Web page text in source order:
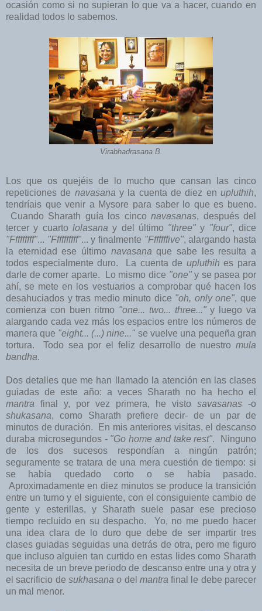
ocasión como si no supieran lo que va a hacer, cuando en
realidad todos lo sabemos.
Virabhadrasana B.
Los que os quejéis de lo mucho que cansan las cinco
repeticiones de navasanay la cuenta de diez enupluthih,
tendríais que venir a Mysore para saber lo que es bueno.
Cuando Sharath guía los cinco navasanas, después del
tercer y cuarto lolasanay del último "three" y "four", dice
"Fffffffff"... "Ffffffffff"... y finalmente "Fffffffive", alargando hasta
la eternidad ese último navasanaque sabe les resulta a
todos especialmente duro. La cuenta de upluthihes para
darle de comer aparte. Lo mismo dice "one"y se pasea por
ahí, se mete en los vestuarios a comprobar qué hacen los
desahuciados y tras medio minuto dice "oh, only one", que
comienza con buen ritmo "one... two... three..."y luego va
alargando cada vez más los espacios entre los números de
manera que "eight... (...) nine..." se vuelve una pequeña gran
tortura. Todo sea por el feliz desarrollo de nuestro mula
bandha.
Dos detalles que me han llamado la atención en las clases
guiadas de este año: a veces Sharath no ha hecho el
mantra final y, por vez primera, he visto savasanas -o
shukasana, como Sharath prefiere decir- de un par de
minutos de duración. En mis anteriores visitas, el descanso
duraba microsegundos - "Go home and take rest". Ninguno
de los dos sucesos respondían a ningún patrón;
seguramente se tratara de una mera cuestión de tiempo: si
se había quedado corto o se había pasado.
Aproximadamente en diez minutos se produce la transición
entre un turno y el siguiente, con el consiguiente cambio de
gente y esterillas, y Sharath suele pasar ese precioso
tiempo recluido en su despacho. Yo, no me puedo hacer
una idea clara de lo duro que debe de ser impartir tres
clases guiadas seguidas una detrás de otra, pero me figuro
que incluso alguien tan curtido en estas lides como Sharath
necesita de un breve periodo de descanso entre una y otra y
el sacrificio de sukhasana o del mantrafinal le debe parecer
un mal menor.